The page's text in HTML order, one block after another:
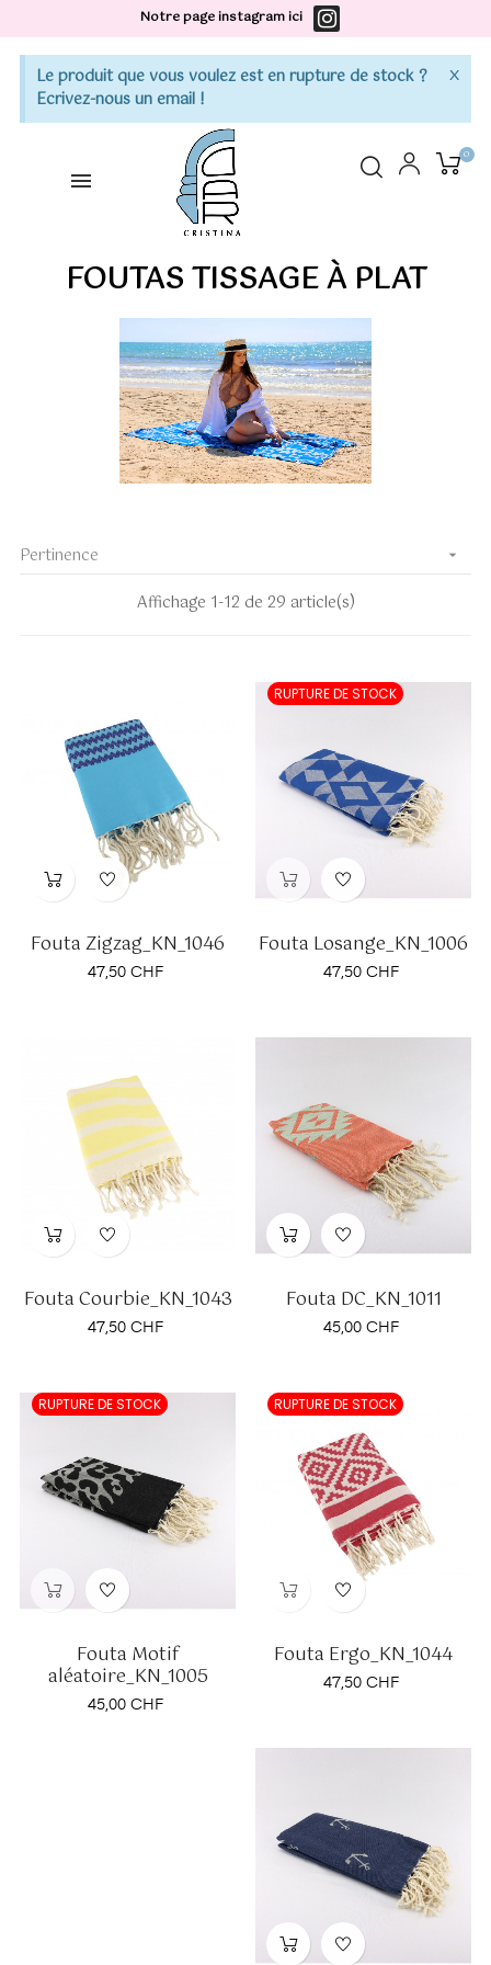
Notre page instagram ici
Le produit que vous voulez est en rupture de stock ?
Ecrivez-nous un email !
×
0
FOUTAS TISSAGE À PLAT
Pertinence 
Affichage 1-12 de 29 article(s)
Fouta Zigzag_KN_1046
Prix
47,50 CHF
RUPTURE DE STOCK
Fouta Losange_KN_1006
Prix
47,50 CHF
Fouta Courbie_KN_1043
Prix
47,50 CHF
Fouta DC_KN_1011
Prix
45,00 CHF
RUPTURE DE STOCK
Fouta Motif
aléatoire_KN_1005
Prix
45,00 CHF
RUPTURE DE STOCK
Fouta Ergo_KN_1044
Prix
47,50 CHF